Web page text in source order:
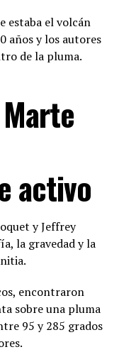
estaba el volcán
años y los autores
de la pluma.
activo
y Jeffrey
la gravedad y la
encontraron
sobre una pluma
95 y 285 grados